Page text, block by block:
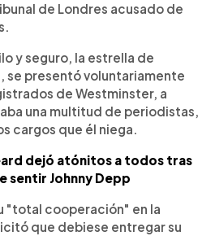
de Londres acusado de
y seguro, la estrella de
se presentó voluntariamente
de Westminster, a
una multitud de periodistas,
cargos que él niega.
dejó atónitos a todos tras
sentir Johnny Depp
"total cooperación" en la
que debiese entregar su